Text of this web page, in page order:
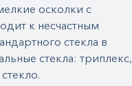
осколки с
к несчастным
стекла в
стекла: триплекс,